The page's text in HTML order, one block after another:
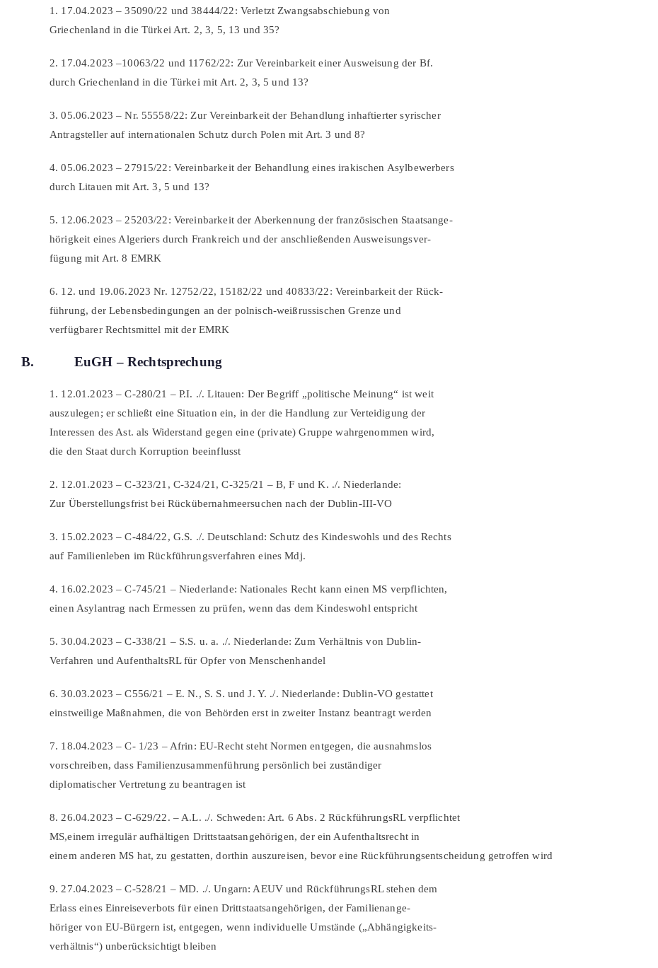
1. 17.04.2023 – 35090/22 und 38444/22: Verletzt Zwangsabschiebung von
Griechenland in die Türkei Art. 2, 3, 5, 13 und 35?
2. 17.04.2023 –10063/22 und 11762/22: Zur Vereinbarkeit einer Ausweisung der Bf.
durch Griechenland in die Türkei mit Art. 2, 3, 5 und 13?
3. 05.06.2023 – Nr. 55558/22: Zur Vereinbarkeit der Behandlung inhaftierter syrischer
Antragsteller auf internationalen Schutz durch Polen mit Art. 3 und 8?
4. 05.06.2023 – 27915/22: Vereinbarkeit der Behandlung eines irakischen Asylbewerbers
durch Litauen mit Art. 3, 5 und 13?
5. 12.06.2023 – 25203/22: Vereinbarkeit der Aberkennung der französischen Staatsange-
hörigkeit eines Algeriers durch Frankreich und der anschließenden Ausweisungsver-
fügung mit Art. 8 EMRK
6. 12. und 19.06.2023 Nr. 12752/22, 15182/22 und 40833/22: Vereinbarkeit der Rück-
führung, der Lebensbedingungen an der polnisch-weißrussischen Grenze und
verfügbarer Rechtsmittel mit der EMRK
B. EuGH – Rechtsprechung
1. 12.01.2023 – C-280/21 – P.I. ./. Litauen: Der Begriff „politische Meinung“ ist weit
auszulegen; er schließt eine Situation ein, in der die Handlung zur Verteidigung der
Interessen des Ast. als Widerstand gegen eine (private) Gruppe wahrgenommen wird,
die den Staat durch Korruption beeinflusst
2. 12.01.2023 – C-323/21, C-324/21, C-325/21 – B, F und K. ./. Niederlande:
Zur Überstellungsfrist bei Rückübernahmeersuchen nach der Dublin-III-VO
3. 15.02.2023 – C-484/22, G.S. ./. Deutschland: Schutz des Kindeswohls und des Rechts
auf Familienleben im Rückführungsverfahren eines Mdj.
4. 16.02.2023 – C-745/21 – Niederlande: Nationales Recht kann einen MS verpflichten,
einen Asylantrag nach Ermessen zu prüfen, wenn das dem Kindeswohl entspricht
5. 30.04.2023 – C-338/21 – S.S. u. a. ./. Niederlande: Zum Verhältnis von Dublin-
Verfahren und AufenthaltsRL für Opfer von Menschenhandel
6. 30.03.2023 – C556/21 – E. N., S. S. und J. Y. ./. Niederlande: Dublin-VO gestattet
einstweilige Maßnahmen, die von Behörden erst in zweiter Instanz beantragt werden
7. 18.04.2023 – C- 1/23 – Afrin: EU-Recht steht Normen entgegen, die ausnahmslos
vorschreiben, dass Familienzusammenführung persönlich bei zuständiger
diplomatischer Vertretung zu beantragen ist
8. 26.04.2023 – C-629/22. – A.L. ./. Schweden: Art. 6 Abs. 2 RückführungsRL verpflichtet
MS,einem irregulär aufhältigen Drittstaatsangehörigen, der ein Aufenthaltsrecht in
einem anderen MS hat, zu gestatten, dorthin auszureisen, bevor eine Rückführungsent­scheidung getroffen wird
9. 27.04.2023 – C-528/21 – MD. ./. Ungarn: AEUV und RückführungsRL stehen dem
Erlass eines Einreiseverbots für einen Drittstaatsangehörigen, der Familienange-
höriger von EU-Bürgern ist, entgegen, wenn individuelle Umstände („Abhängigkeits-
verhältnis“) unberücksichtigt bleiben